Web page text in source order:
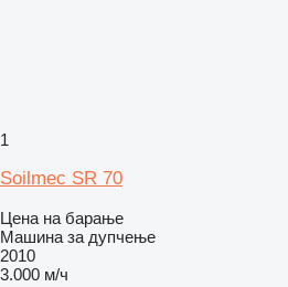
1
Soilmec SR 70
Цена на барање
Машина за дупчење
2010
3.000 м/ч